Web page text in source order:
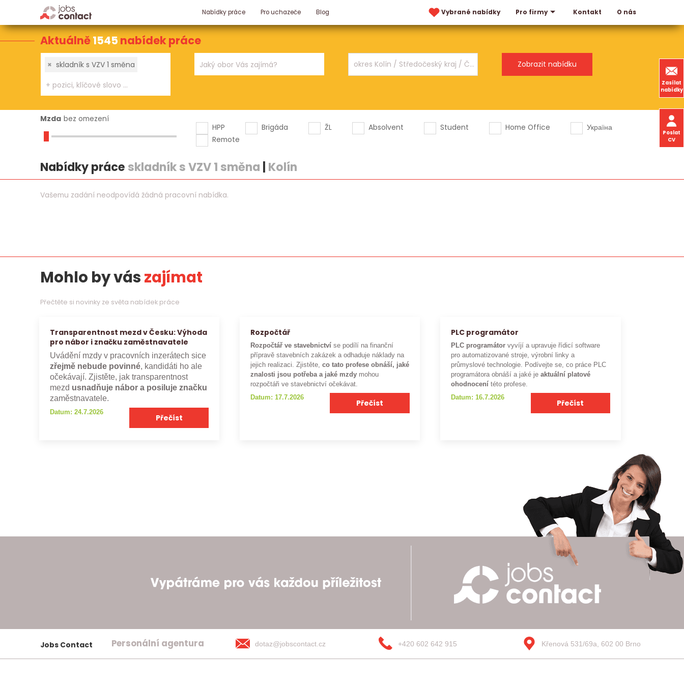
Nabídky práce Pro uchazeče Blog Vybrané nabídky Pro firmy Kontakt O nás
Zasílat
nabídky
Poslat
CV
Aktuálně1545 nabídek práce
× skladník s VZV 1 směna
Mzda bez omezení
HPP
Brigáda ŽL Absolvent Student Home Office
Україна
Remote
Nabídky práce skladník s VZV 1 směna Kolín
Vašemu zadání neodpovídá žádná pracovní nabídka.
Mohlo by vászajímat
Přečtěte si novinky ze světa nabídek práce
Transparentnost mezd v Česku: Výhoda
pro nábor i značku zaměstnavatele
Uvádění mzdy v pracovních inzerátech sice
zřejmě nebude povinné, kandidáti ho ale
očekávají. Zjistěte, jak transparentnost
mezd usnadňuje nábor a posiluje značku
zaměstnavatele.
Datum: 24.7.2026
Přečíst
Rozpočtář
Rozpočtář ve stavebnictví se podílí na finanční
přípravě stavebních zakázek a odhaduje náklady na
jejich realizaci. Zjistěte,co tato profese obnáší, jaké
znalosti jsou potřeba a jaké mzdy mohou
rozpočtáři ve stavebnictví očekávat.
Datum: 17.7.2026
Přečíst
PLC programátor
PLC programátor vyvíjí a upravuje řídicí software
pro automatizované stroje, výrobní linky a
průmyslové technologie. Podívejte se, co práce PLC
programátora obnáší a jaké je aktuální platové
ohodnocení této profese.
Datum: 16.7.2026
Přečíst
Jobs Contact Personální agentura dotaz@jobscontact.cz +420 602 642 915 Křenová 531/69a, 602 00 Brno